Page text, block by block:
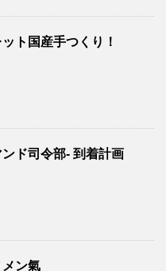
ト国産手つくり！
ド司令部- 到着計画
ン氣